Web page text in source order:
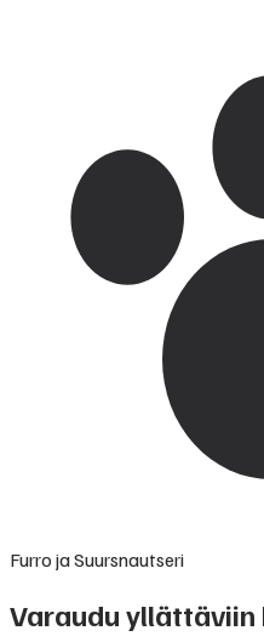
Furro ja Suursnautseri
Varaudu yllättäviin